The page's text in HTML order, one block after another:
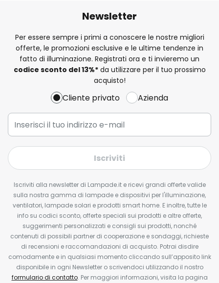
Newsletter
Per essere sempre i primi a conoscere le nostre migliori
offerte, le promozioni esclusive e le ultime tendenze in
fatto di illuminazione. Registrati ora e ti invieremo un
codice sconto del13%*da utilizzare per il tuo prossimo
acquisto!
Cliente privato Azienda
Iscriviti
Iscriviti alla newsletter di Lampade.it e ricevi grandi offerte valide
sulla nostra gamma di lampade e dispositivi per l'illuminazione,
ventilatori, lampade solari e prodotti smart home. E inoltre, tutte le
info su codici sconto, offerte speciali sui prodotti e altre offerte,
suggerimenti personalizzati e consigli sui prodotti, nonché
contenuti di possibili partner di cooperazione e sondaggi, richieste
di recensioni e raccomandazioni di acquisto. Potrai disdire
comodamente e in qualsiasi momento cliccando sull’apposito link
disponibile in ogni Newsletter o scrivendoci utilizzando il nostro
formulario di contatto. Per maggiori informazioni, visita la pagina